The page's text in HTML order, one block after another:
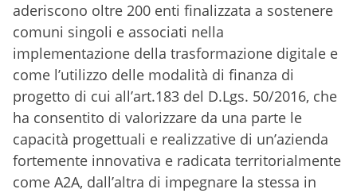
aderiscono oltre 200 enti finalizzata a sostenere
comuni singoli e associati nella
implementazione della trasformazione digitale e
come l’utilizzo delle modalità di finanza di
progetto di cui all’art.183 del D.Lgs. 50/2016, che
ha consentito di valorizzare da una parte le
capacità progettuali e realizzative di un’azienda
fortemente innovativa e radicata territorialmente
come A2A, dall’altra di impegnare la stessa in